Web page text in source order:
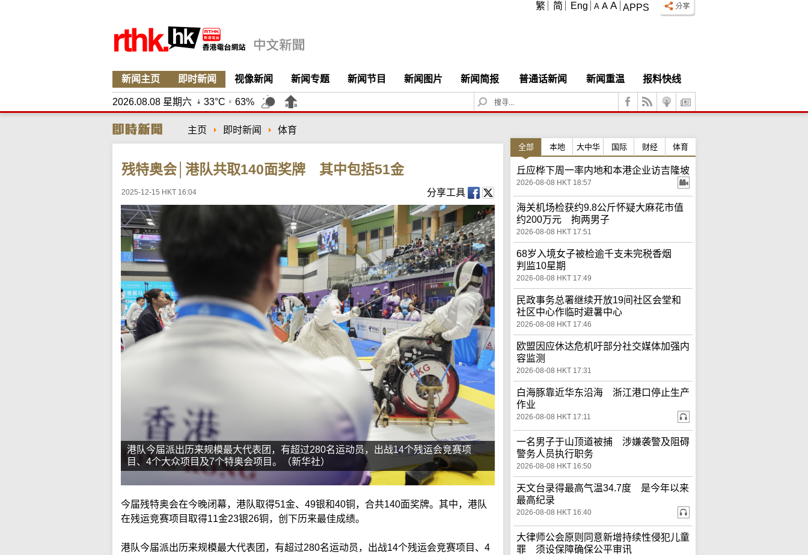
APPS
A A A
繁 简 Eng
新闻主页 即时新闻 视像新闻 新闻专题 新闻节目 新闻图片 新闻简报 普通话新闻 新闻重温 报料快线
2026.08.08 星期六 33°C 63%
S
e
c
主页 即时新闻 体育
残特奥会│港队共取140面奖牌 其中包括51金
2025-12-15 HKT 16:04 分享工具
港队今届派出历来规模最大代表团，有超过280名运动员，出战14个残运会竞赛项
目、4个大众项目及7个特奥会项目。（新华社）
今届残特奥会在今晚闭幕，港队取得51金、49银和40铜，合共140面奖牌。其中，港队
在残运竞赛项目取得11金23银26铜，创下历来最佳成绩。
港队今届派出历来规模最大代表团，有超过280名运动员，出战14个残运会竞赛项目、4
全部 本地 大中华 国际 财经 体育
丘应桦下周一率内地和本港企业访吉隆坡
2026-08-08 HKT 18:57
海关机场检获约9.8公斤怀疑大麻花市值
约200万元 拘两男子
2026-08-08 HKT 17:51
68岁入境女子被检逾千支未完税香烟
判监10星期
2026-08-08 HKT 17:49
民政事务总署继续开放19间社区会堂和
社区中心作临时避暑中心
2026-08-08 HKT 17:46
欧盟因应休达危机吁部分社交媒体加强内
容监测
2026-08-08 HKT 17:31
白海豚靠近华东沿海 浙江港口停止生产
作业
2026-08-08 HKT 17:11
一名男子于山顶道被捕 涉嫌袭警及阻碍
警务人员执行职务
2026-08-08 HKT 16:50
天文台录得最高气温34.7度 是今年以来
最高纪录
2026-08-08 HKT 16:40
大律师公会原则同意新增持续性侵犯儿童
罪 须设保障确保公平审讯